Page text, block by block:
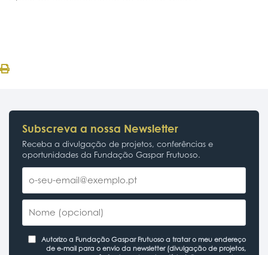
Subscreva a nossa Newsletter
Receba a divulgação de projetos, conferências e
oportunidades da Fundação Gaspar Frutuoso.
Autorizo a Fundação Gaspar Frutuoso a tratar o meu endereço
de e-mail para o envio da newsletter (divulgação de projetos,